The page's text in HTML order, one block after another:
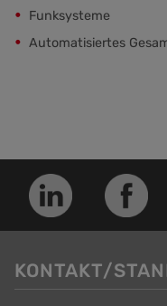
Funksysteme
Automatisiertes
KONTAKT/